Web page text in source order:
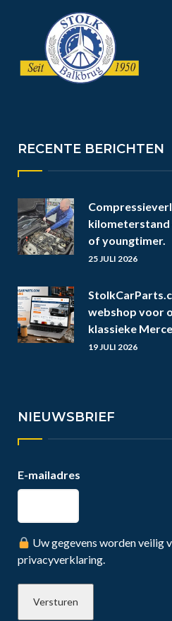
RECENTE BERICHTEN
kilometerstand
of youngtimer.
25 JULI 2026
webshop voor
klassieke
19 JULI 2026
NIEUWSBRIEF
E-mailadres
Uw gegevens worden veilig
privacyverklaring.